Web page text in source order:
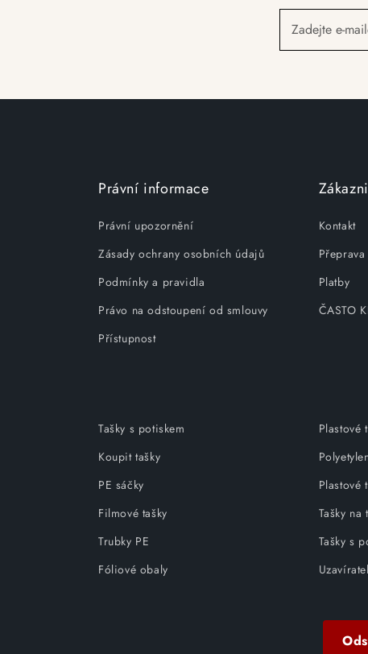
Zadejte e-
Právní informace
Právní upozornění
Zásady ochrany osobních údajů
Podmínky a pravidla
Právo na odstoupení od smlouvy
Přístupnost
Kontakt
Přeprava
Platby
ČASTO
Tašky s potiskem
Koupit tašky
PE sáčky
Filmové tašky
Trubky PE
Fóliové obaly
Plastové
Plastové
Tašky na
Tašky s